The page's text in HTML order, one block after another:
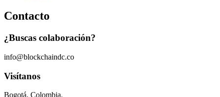
Contacto
¿Buscas colaboración?
info@blockchaindc.co
Visítanos
Bogotá, Colombia.